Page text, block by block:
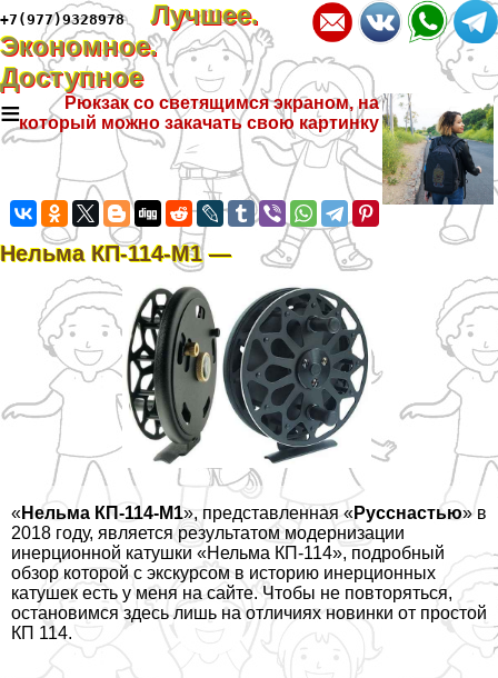
+7(977)9328978
Лучшее.
Экономное.
Доступное
≡
Рюкзак со светящимся экраном, на
который можно закачать свою картинку
Нельма КП-114-М1 —
«Нельма КП-114-М1», представленная «Русснастью» в
2018 году, является результатом модернизации
инерционной катушки «Нельма КП-114», подробный
обзор которой с экскурсом в историю инерционных
катушек есть у меня на сайте. Чтобы не повторяться,
остановимся здесь лишь на отличиях новинки от простой
КП 114.